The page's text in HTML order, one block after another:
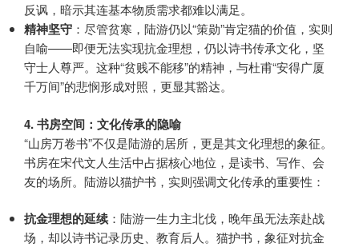
反讽，暗示其连基本物质需求都难以满足。
精神坚守 ：尽管贫寒，陆游仍以“策勋”肯定猫的价值，实则
自喻——即便无法实现抗金理想，仍以诗书传承文化，坚
守士人尊严。这种“贫贱不能移”的精神，与杜甫“安得广厦
千万间”的悲悯形成对照，更显其豁达。
4. 书房空间：文化传承的隐喻
“山房万卷书”不仅是陆游的居所，更是其文化理想的象征。
书房在宋代文人生活中占据核心地位，是读书、写作、会
友的场所。陆游以猫护书，实则强调文化传承的重要性：
抗金理想的延续：陆游一生力主北伐，晚年虽无法亲赴战
场，却以诗书记录历史、教育后人。猫护书，象征对抗金